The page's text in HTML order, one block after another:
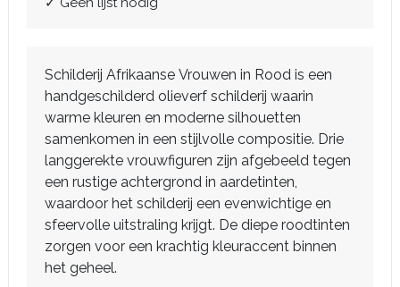
Schilderij Afrikaanse Vrouwen in Rood is een
handgeschilderd olieverf schilderij waarin
warme kleuren en moderne silhouetten
samenkomen in een stijlvolle compositie. Drie
langgerekte vrouwfiguren zijn afgebeeld tegen
een rustige achtergrond in aardetinten,
waardoor het schilderij een evenwichtige en
sfeervolle uitstraling krijgt. De diepe roodtinten
zorgen voor een krachtig kleuraccent binnen
het geheel.